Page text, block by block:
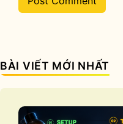
BÀI VIẾT MỚI NHẤT